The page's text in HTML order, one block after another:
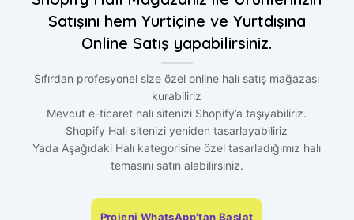
Satışını hem Yurtiçine ve Yurtdışına
Online Satış yapabilirsiniz.
Sıfırdan profesyonel size özel online halı satış mağazası
kurabiliriz
Mevcut e-ticaret halı sitenizi Shopify’a taşıyabiliriz.
Shopify Halı sitenizi yeniden tasarlayabiliriz
Yada Aşağıdaki Halı kategorisine özel tasarladığımız halı
temasını satın alabilirsiniz.
Projeni WhatsApp’tan Başlat